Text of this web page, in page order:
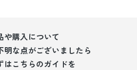
や購入について
明な点がございましたら
はこちらのガイドを